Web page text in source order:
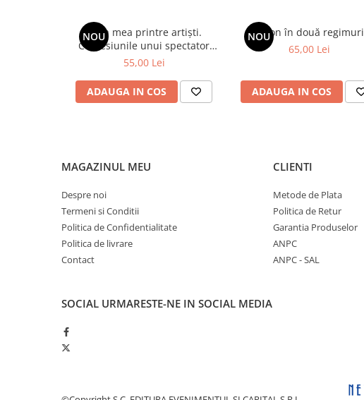
NOU
Viața mea printre artiști.
Confesiunile unui spectator
fidel
55,00 Lei
ADAUGA IN COS
NOU
Spion în două regimuri
65,00 Lei
ADAUGA IN COS
MAGAZINUL MEU
Despre noi
Termeni si Conditii
Politica de Confidentialitate
Politica de livrare
Contact
CLIENTI
Metode de Plata
Politica de Retur
Garantia Produselor
ANPC
ANPC - SAL
SOCIAL URMARESTE-NE IN SOCIAL MEDIA